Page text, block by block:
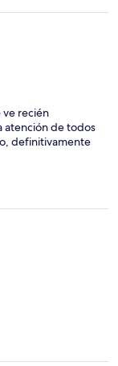
ve recién
atención de todos
definitivamente